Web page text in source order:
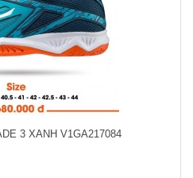
3 XANH V1GA217084